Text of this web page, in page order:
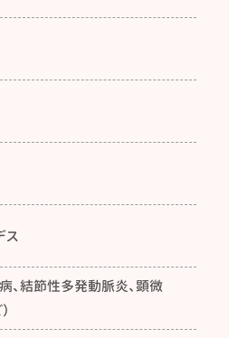
ス
、結節性多発動脈炎、顕微